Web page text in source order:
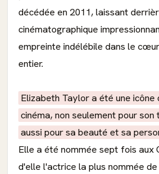
décédée en 2011, laissant
cinématographique
empreinte indélébile dans le
entier.
Elizabeth Taylor a été une icône
cinéma, non seulement pour
aussi pour sa beauté et sa
Elle a été nommée sept fois aux
d'elle l'actrice la plus nommée